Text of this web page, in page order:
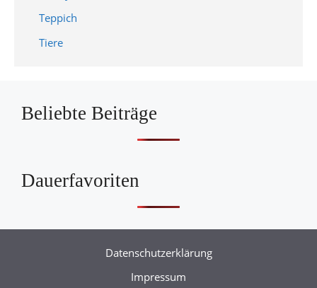
Teppich
Tiere
Beliebte Beiträge
Dauerfavoriten
Datenschutzerklärung
Impressum